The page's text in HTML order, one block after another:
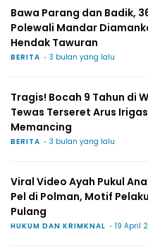
Bawa Parang dan Badik,
Polewali Mandar
Hendak Tawuran
BERITA 3 bulan yang lalu
Tragis! Bocah 9 Tahun di
Tewas Terseret Arus
Memancing
BERITA 3 bulan yang lalu
Viral Video Ayah Pukul
Pel di Polman, Motif
Pulang
HUKUM DAN KRIMKNAL 19 April